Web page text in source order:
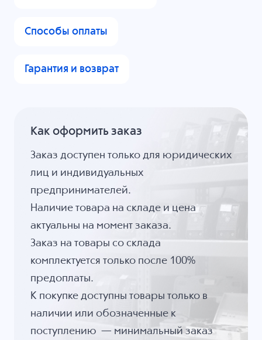
Способы оплаты
Гарантия и возврат
Как оформить заказ
Заказ доступен только для юридических
лиц и индивидуальных
предпринимателей.
Наличие товара на складе и цена
актуальны на момент заказа.
Заказ на товары со склада
комплектуется только после 100%
предоплаты.
К покупке доступны товары только в
наличии или обозначенные к
поступлению — минимальный заказ